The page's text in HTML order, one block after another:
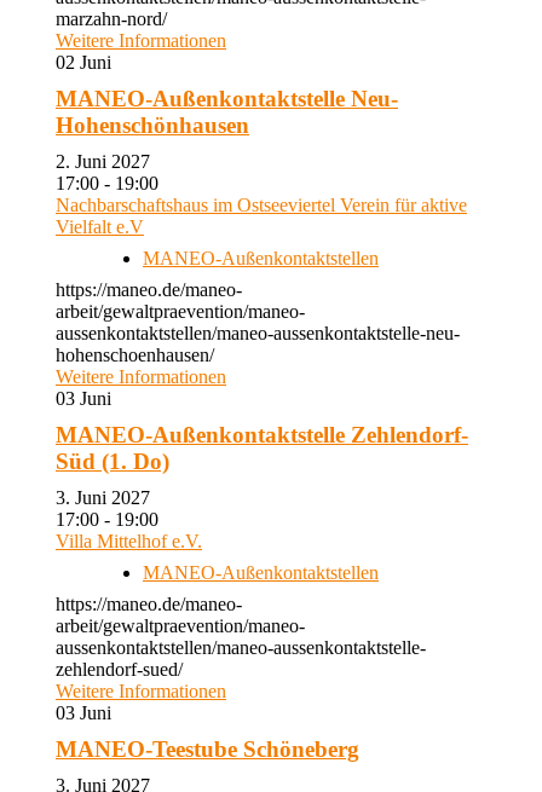
marzahn-nord/
Weitere Informationen
02 Juni
MANEO-Außenkontaktstelle Neu-
Hohenschönhausen
2. Juni 2027
17:00 - 19:00
Nachbarschaftshaus im Ostseeviertel Verein für aktive
Vielfalt e.V
MANEO-Außenkontaktstellen
https://maneo.de/maneo-
arbeit/gewaltpraevention/maneo-
aussenkontaktstellen/maneo-aussenkontaktstelle-neu-
hohenschoenhausen/
Weitere Informationen
03 Juni
MANEO-Außenkontaktstelle Zehlendorf-
Süd (1. Do)
3. Juni 2027
17:00 - 19:00
Villa Mittelhof e.V.
MANEO-Außenkontaktstellen
https://maneo.de/maneo-
arbeit/gewaltpraevention/maneo-
aussenkontaktstellen/maneo-aussenkontaktstelle-
zehlendorf-sued/
Weitere Informationen
03 Juni
MANEO-Teestube Schöneberg
3. Juni 2027